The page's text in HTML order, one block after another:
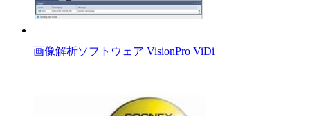
画像解析ソフトウェア VisionPro ViDi